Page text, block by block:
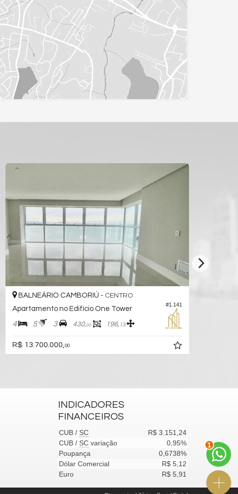
#1.141
BALNEÁRIO CAMBORIÚ - CENTRO
Apartamento no Edifício One Tower
4 5 3 430,00 196,13
R$ 13.700.000, 00
INDICADORES
FINANCEIROS
CUB / SC
R$ 3.151,24
CUB / SCvariação
0,95%
Poupança
0,6738%
Dólar Comercial
R$ 5,12
Euro
R$ 5,91
2